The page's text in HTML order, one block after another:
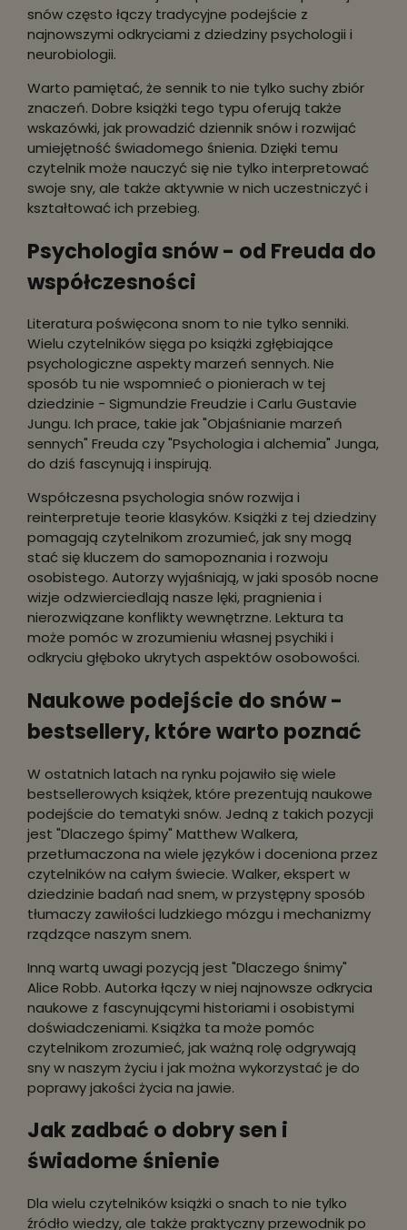
snów często łączy tradycyjne podejście z
najnowszymi odkryciami z dziedziny psychologii i
neurobiologii.
Warto pamiętać, że sennik to nie tylko suchy zbiór
znaczeń. Dobre książki tego typu oferują także
wskazówki, jak prowadzić dziennik snów i rozwijać
umiejętność świadomego śnienia. Dzięki temu
czytelnik może nauczyć się nie tylko interpretować
swoje sny, ale także aktywnie w nich uczestniczyć i
kształtować ich przebieg.
Psychologia snów - od Freuda do
współczesności
Literatura poświęcona snom to nie tylko senniki.
Wielu czytelników sięga po książki zgłębiające
psychologiczne aspekty marzeń sennych. Nie
sposób tu nie wspomnieć o pionierach w tej
dziedzinie - Sigmundzie Freudzie i Carlu Gustavie
Jungu. Ich prace, takie jak "Objaśnianie marzeń
sennych" Freuda czy "Psychologia i alchemia" Junga,
do dziś fascynują i inspirują.
Współczesna psychologia snów rozwija i
reinterpretuje teorie klasyków. Książki z tej dziedziny
pomagają czytelnikom zrozumieć, jak sny mogą
stać się kluczem do samopoznania i rozwoju
osobistego. Autorzy wyjaśniają, w jaki sposób nocne
wizje odzwierciedlają nasze lęki, pragnienia i
nierozwiązane konflikty wewnętrzne. Lektura ta
może pomóc w zrozumieniu własnej psychiki i
odkryciu głęboko ukrytych aspektów osobowości.
Naukowe podejście do snów -
bestsellery, które warto poznać
W ostatnich latach na rynku pojawiło się wiele
bestsellerowych książek, które prezentują naukowe
podejście do tematyki snów. Jedną z takich pozycji
jest "Dlaczego śpimy" Matthew Walkera,
przetłumaczona na wiele języków i doceniona przez
czytelników na całym świecie. Walker, ekspert w
dziedzinie badań nad snem, w przystępny sposób
tłumaczy zawiłości ludzkiego mózgu i mechanizmy
rządzące naszym snem.
Inną wartą uwagi pozycją jest "Dlaczego śnimy"
Alice Robb. Autorka łączy w niej najnowsze odkrycia
naukowe z fascynującymi historiami i osobistymi
doświadczeniami. Książka ta może pomóc
czytelnikom zrozumieć, jak ważną rolę odgrywają
sny w naszym życiu i jak można wykorzystać je do
poprawy jakości życia na jawie.
Jak zadbać o dobry sen i
świadome śnienie
Dla wielu czytelników książki o snach to nie tylko
źródło wiedzy, ale także praktyczny przewodnik po